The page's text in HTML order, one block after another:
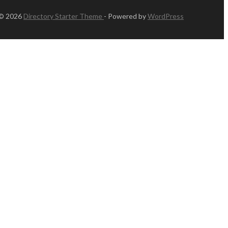
2026 Directory Starter Theme - Powered byWordPress